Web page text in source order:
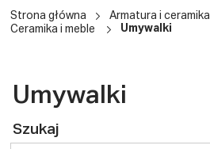
Strona główna
Armatura i ceramika
Ceramika i meble
Umywalki
Umywalki
Szukaj